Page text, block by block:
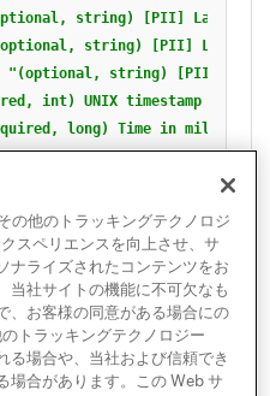
string) [PII] Language
string) [PII] Last
"(optional, string) [PII] Phone
int) UNIX timestamp at
long) Time in
string) Time zone of
"(required, string) The
string) [PII] Braze
の他のトラッキングテクノロジ
スペリエンスを向上させ、サ
ナライズされたコンテンツをお
当社サイトの機能に不可欠なも
、お客様の同意がある場合にの
トラッキングテクノロジー
る場合や、当社および信頼でき
場合があります。この Web サ